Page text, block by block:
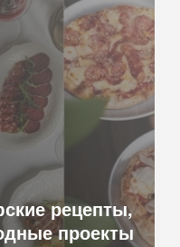
рецепты,
проекты